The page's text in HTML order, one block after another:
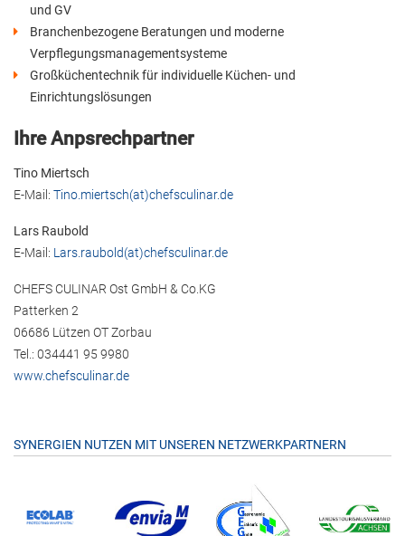
und GV
Branchenbezogene Beratungen und moderne
Verpflegungsmanagementsysteme
Großküchentechnik für individuelle Küchen- und
Einrichtungslösungen
Ihre Anpsrechpartner
Tino Miertsch
E-Mail: Tino.miertsch(at)chefsculinar.de
Lars Raubold
E-Mail: Lars.raubold(at)chefsculinar.de
CHEFS CULINAR Ost GmbH & Co.KG
Patterken 2
06686 Lützen OT Zorbau
Tel.: 034441 95 9980
www.chefsculinar.de
SYNERGIEN NUTZEN MIT UNSEREN NETZWERKPARTNERN